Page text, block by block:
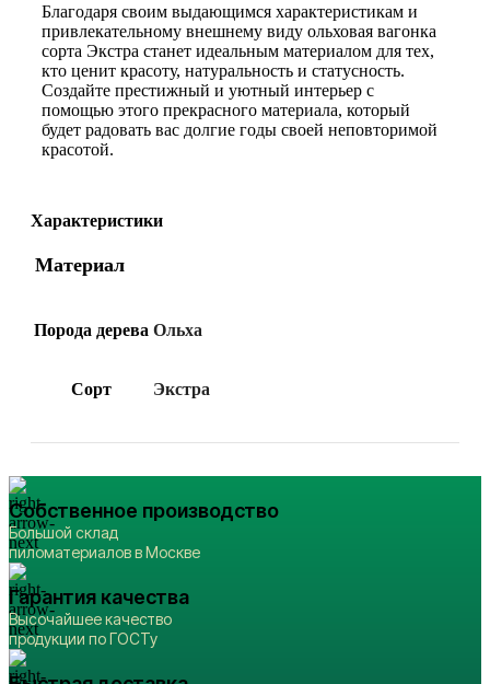
Благодаря своим выдающимся характеристикам и
привлекательному внешнему виду ольховая вагонка
сорта Экстра станет идеальным материалом для тех,
кто ценит красоту, натуральность и статусность.
Создайте престижный и уютный интерьер с
помощью этого прекрасного материала, который
будет радовать вас долгие годы своей неповторимой
красотой.
Характеристики
Материал
Порода дерева Ольха
Сорт Экстра
Собственное производство
Большой склад
пиломатериалов в Москве
Гарантия качества
Высочайшее качество
продукции по ГОСТу